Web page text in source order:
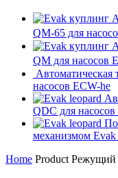
QM-65 для
QM для насосов
Автоматическая
насосов ECW-he
QDC для
механизмом
Home Product Режущий